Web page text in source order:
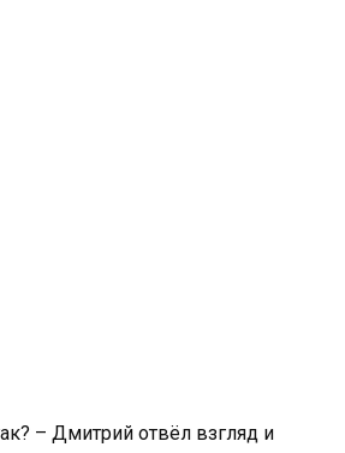
– Дмитрий отвёл взгляд и